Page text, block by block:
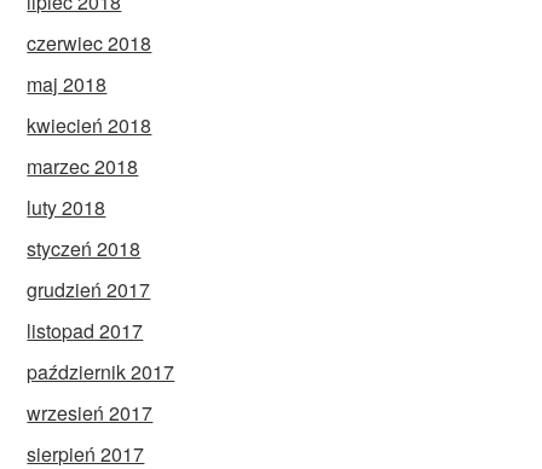
czerwiec 2018
maj 2018
kwiecień 2018
marzec 2018
luty 2018
styczeń 2018
grudzień 2017
listopad 2017
październik 2017
wrzesień 2017
sierpień 2017